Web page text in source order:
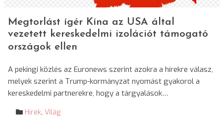
Megtorlást ígér Kína az USA által
vezetett kereskedelmi izolációt támogató
országok ellen
A pekingi közlés az Euronews szerint azokra a hírekre válasz,
melyek szerint a Trump-kormányzat nyomást gyakorol a
kereskedelmi partnerekre, hogy a tárgyalások…
Hírek, Világ